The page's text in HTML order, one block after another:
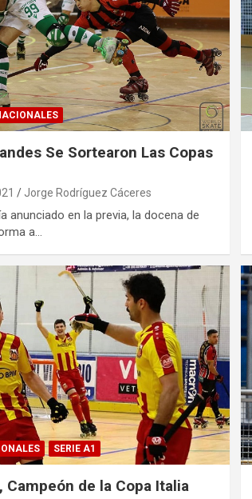
Se Sortearon Las Copas
Jorge Rodríguez Cáceres
anunciado en la previa, la docena de
a…
SERIE A1
Campeón de la Copa Italia